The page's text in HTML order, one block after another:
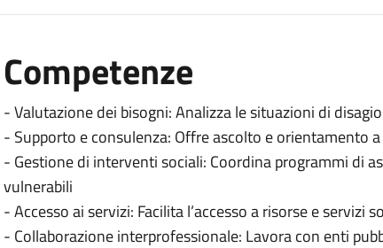
Competenze
- Valutazione dei bisogni: Analizza le situazioni di
- Supporto e consulenza: Offre ascolto e
- Gestione di interventi sociali: Coordina programmi di
vulnerabili
- Accesso ai servizi: Facilita l’accesso a risorse e
- Collaborazione interprofessionale: Lavora con enti